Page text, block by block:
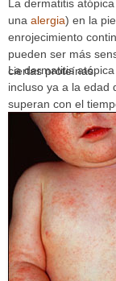
La dermatitis
una alergia) en la
enrojecimiento
pueden ser más
ciertas proteínas.
La dermatitis
incluso ya a la edad
superan con el